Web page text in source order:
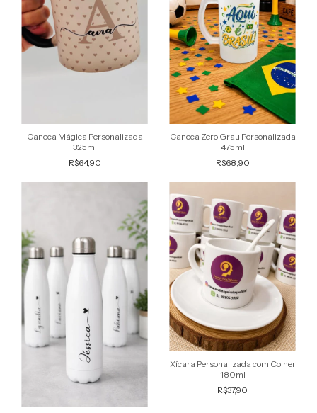
Caneca Mágica Personalizada
325ml
R$64,90
Caneca Zero Grau Personalizada
475ml
R$68,90
Xícara Personalizada com Colher
180ml
R$37,90